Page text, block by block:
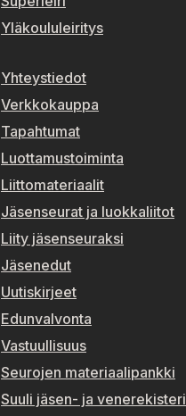
Yläkoululeiritys
Yhteystiedot
Verkkokauppa
Tapahtumat
Luottamustoiminta
Liittomateriaalit
Jäsenseurat ja luokkaliitot
Liity jäsenseuraksi
Jäsenedut
Uutiskirjeet
Edunvalvonta
Vastuullisuus
Seurojen materiaalipankki
Suuli jäsen- ja venerekisteri